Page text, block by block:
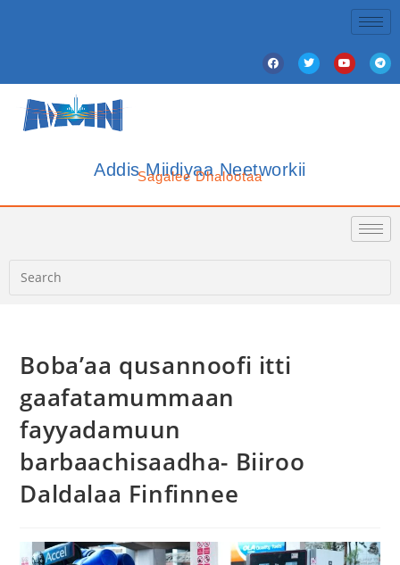
Addis Miidiyaa Neetworkii
Sagalee Dhalootaa
Boba’aa qusannoofi itti
gaafatamummaan
fayyadamuun
barbaachisaadha- Biiroo
Daldalaa Finfinnee